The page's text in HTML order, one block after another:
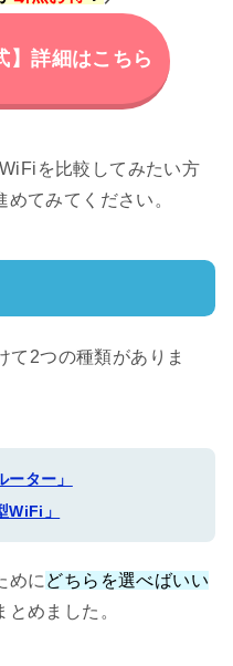
】詳細はこちら
を比較してみたい方
てみてください。
て2つの種類がありま
ター」
WiFi」
めに どちらを選べばいい
とめました。